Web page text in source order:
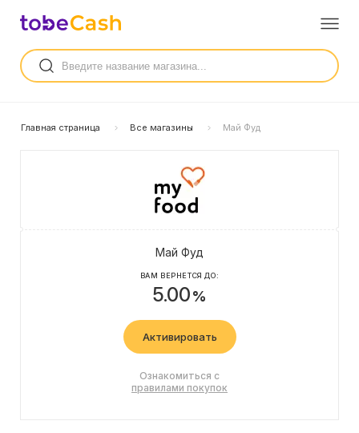
Главная страница Все магазины Май Фуд
Май Фуд
ВАМ ВЕРНЕТСЯ ДО:
5.00%
Активировать
Ознакомиться с
правилами покупок